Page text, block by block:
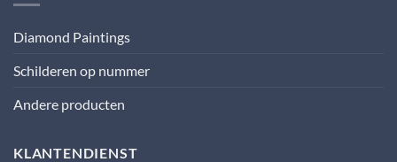
Diamond Paintings
Schilderen op nummer
Andere producten
KLANTENDIENST